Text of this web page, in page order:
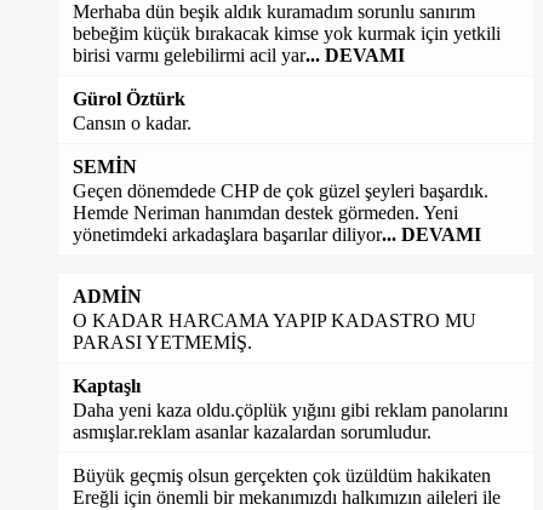
Merhaba dün beşik aldık kuramadım sorunlu sanırım
bebeğim küçük bırakacak kimse yok kurmak için yetkili
birisi varmı gelebilirmi acil yar... DEVAMI
Gürol Öztürk
Cansın o kadar.
SEMİN
Geçen dönemdede CHP de çok güzel şeyleri başardık.
Hemde Neriman hanımdan destek görmeden. Yeni
yönetimdeki arkadaşlara başarılar diliyor... DEVAMI
ADMİN
O KADAR HARCAMA YAPIP KADASTRO MU
PARASI YETMEMİŞ.
Kaptaşlı
Daha yeni kaza oldu.çöplük yığını gibi reklam panolarını
asmışlar.reklam asanlar kazalardan sorumludur.
Büyük geçmiş olsun gerçekten çok üzüldüm hakikaten
Ereğli için önemli bir mekanımızdı halkımızın aileleri ile